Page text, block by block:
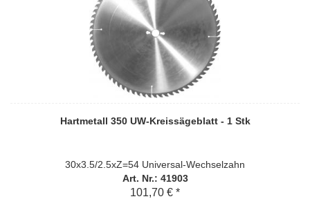
Hartmetall 350 UW-Kreissägeblatt - 1 Stk
30x3.5/2.5xZ=54 Universal-Wechselzahn
Art. Nr.: 41903
101,70 € *